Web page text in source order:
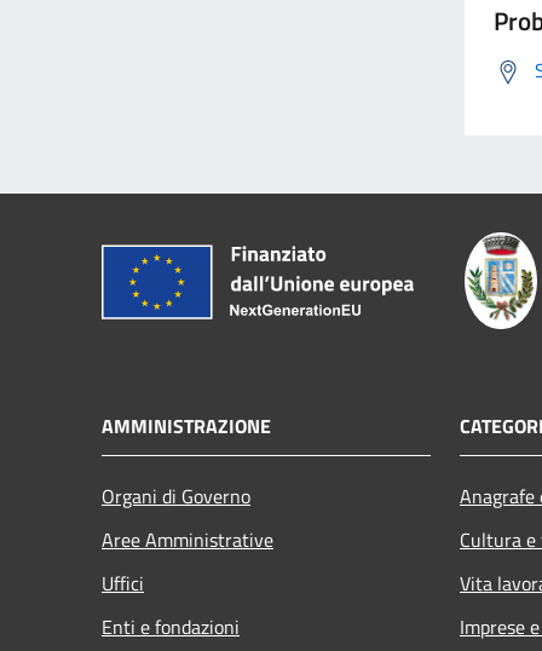
AMMINISTRAZIONE
Organi di Governo
Aree Amministrative
Uffici
Enti e fondazioni
Cultura
Vita
Imprese